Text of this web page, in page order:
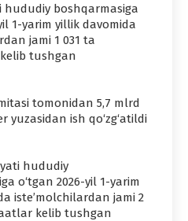
hududiy boshqarmasiga
1-yarim yillik davomida
jami 1 031 ta
tushgan
tomonidan 5,7 mlrd
yuzasidan ish qo‘zg‘atildi
hududiy
o‘tgan 2026-yil 1-yarim
iste’molchilardan jami 2
kelib tushgan